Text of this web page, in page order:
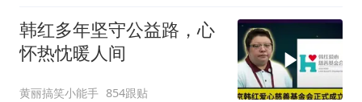
韩红多年坚守公益路，心
怀热忱暖人间
黄丽搞笑小能手 854跟贴